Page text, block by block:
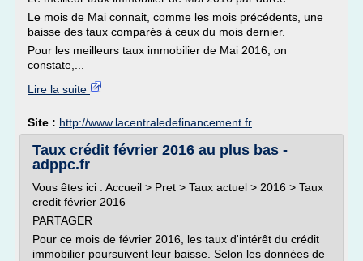
Le mois de Mai connait, comme les mois précédents, une
baisse des taux comparés à ceux du mois dernier.
Pour les meilleurs taux immobilier de Mai 2016, on
constate,...
Lire la suite
Site : http://www.lacentraledefinancement.fr
Taux crédit février 2016 au plus bas -
adppc.fr
Vous êtes ici : Accueil > Pret > Taux actuel > 2016 > Taux
credit février 2016
PARTAGER
Pour ce mois de février 2016, les taux d'intérêt du crédit
immobilier poursuivent leur baisse. Selon les données de